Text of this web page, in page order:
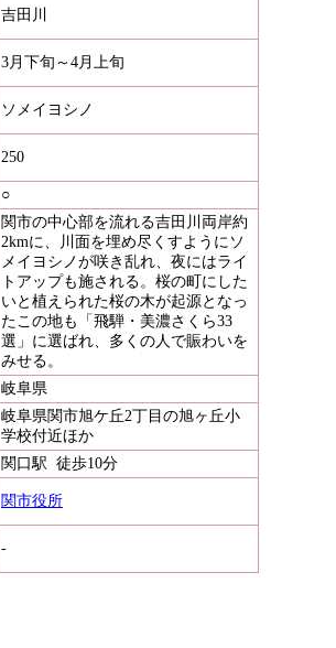
吉田川
3月下旬～4月上旬
ソメイヨシノ
250
○
関市の中心部を流れる吉田川両岸約
2kmに、川面を埋め尽くすようにソ
メイヨシノが咲き乱れ、夜にはライ
トアップも施される。桜の町にした
いと植えられた桜の木が起源となっ
たこの地も「飛騨・美濃さくら33
選」に選ばれ、多くの人で賑わいを
みせる。
岐阜県
岐阜県関市旭ケ丘2丁目の旭ヶ丘小
学校付近ほか
関口駅 徒歩10分
関市役所
-